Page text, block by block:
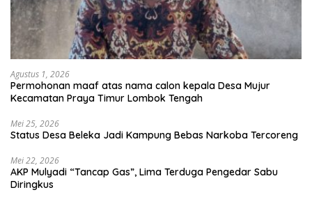
Agustus 1, 2026
Permohonan maaf atas nama calon kepala Desa Mujur
Kecamatan Praya Timur Lombok Tengah
Mei 25, 2026
Status Desa Beleka Jadi ‎Kampung Bebas Narkoba Tercoreng
Mei 22, 2026
AKP Mulyadi “Tancap Gas”, Lima Terduga Pengedar Sabu
Diringkus